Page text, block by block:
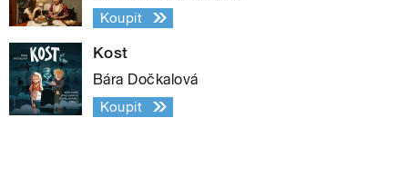
Koupit
Kost
Bára Dočkalová
Koupit